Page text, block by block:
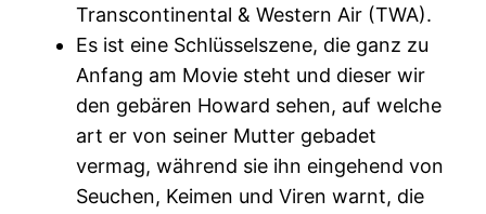
Transcontinental & Western Air (TWA).
Es ist eine Schlüsselszene, die ganz zu
Anfang am Movie steht und dieser wir
den gebären Howard sehen, auf welche
art er von seiner Mutter gebadet
vermag, während sie ihn eingehend von
Seuchen, Keimen und Viren warnt, die